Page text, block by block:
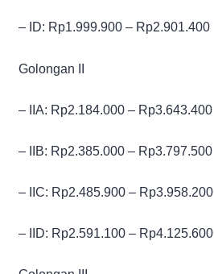
– ID: Rp1.999.900 – Rp2.901.400
Golongan II
– IIA: Rp2.184.000 – Rp3.643.400
– IIB: Rp2.385.000 – Rp3.797.500
– IIC: Rp2.485.900 – Rp3.958.200
– IID: Rp2.591.100 – Rp4.125.600